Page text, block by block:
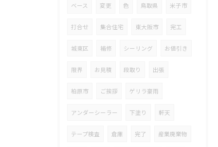
ベース 変更 色 鳥取県 米子市
打合せ 集合住宅 東大阪市 完工
城東区 補修 シーリング お値引き
限界 お見積 段取り 出張
柏原市 ご挨拶 ゲリラ豪雨
アンダーシーラー 下塗り 軒天
テープ検査 倉庫 完了 産業廃棄物